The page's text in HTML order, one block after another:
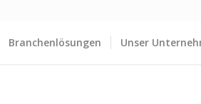
Branchenlösungen Unser